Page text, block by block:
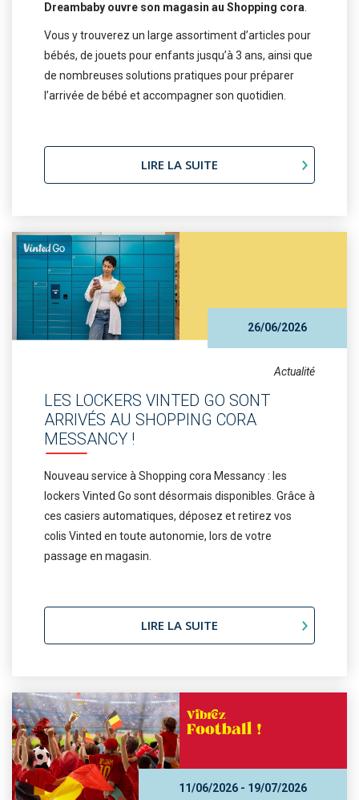
Dreambaby ouvre son magasin au Shopping cora
Vous y trouverez un large assortiment d’articles pour
bébés, de jouets pour enfants jusqu’à 3 ans, ainsi que
de nombreuses solutions pratiques pour préparer
l’arrivée de bébé et accompagner son quotidien.
LIRE LA SUITE
26/06/2026
Actualité
LES LOCKERS VINTED GO SONT
ARRIVÉS AU SHOPPING CORA
MESSANCY !
Nouveau service à Shopping cora Messancy : les
lockers Vinted Go sont désormais disponibles. Grâce à
ces casiers automatiques, déposez et retirez vos
colis Vinted en toute autonomie, lors de votre
passage en magasin.
LIRE LA SUITE
11/06/2026 - 19/07/2026